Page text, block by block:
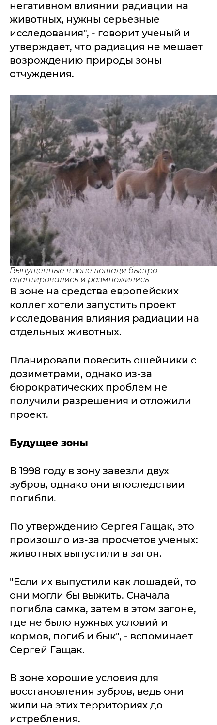
негативном влиянии радиации на
животных, нужны серьезные
исследования", - говорит ученый и
утверждает, что радиация не мешает
возрождению природы зоны
отчуждения.
Выпущенные в зоне лошади быстро
адаптировались и размножились
В зоне на средства европейских
коллег хотели запустить проект
исследования влияния радиации на
отдельных животных.
Планировали повесить ошейники с
дозиметрами, однако из-за
бюрократических проблем не
получили разрешения и отложили
проект.
Будущее зоны
В 1998 году в зону завезли двух
зубров, однако они впоследствии
погибли.
По утверждению Сергея Гащак, это
произошло из-за просчетов ученых:
животных выпустили в загон.
"Если их выпустили как лошадей, то
они могли бы выжить. Сначала
погибла самка, затем в этом загоне,
где не было нужных условий и
кормов, погиб и бык", - вспоминает
Сергей Гащак.
В зоне хорошие условия для
восстановления зубров, ведь они
жили на этих территориях до
истребления.